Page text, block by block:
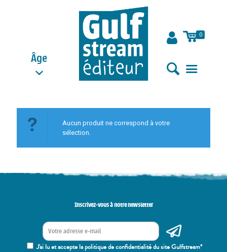
Âge
0
Aucun produit ne correspond à votre
sélection.
Inscrivez-vous à notre newsletter
J'ai lu et accepte la politique de confidentialité du site Gulfstream*